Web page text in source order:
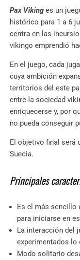
Pax Viking es un
histórico para 1 a 6
centra en las
vikingo emprendió
En el juego, cada
cuya ambición
territorios del este
entre la sociedad
enriquecerse y, por
no pueda conseguir
El objetivo final será
Suecia.
Principales
Es el más sencillo
para iniciarse en
La interacción del
experimentados
Modo solitario